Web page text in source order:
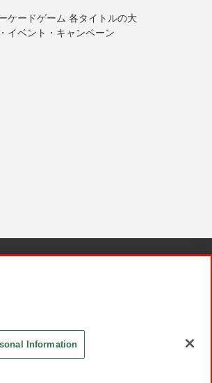
ケードゲーム 各タイトルの大
イベント・キャンペーン
Information